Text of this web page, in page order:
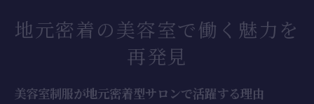
地元密着の美容室で働く魅力を
再発見
美容室制服が地元密着型サロンで活躍する理由